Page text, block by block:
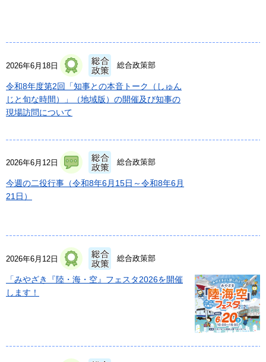
2026年6月18日 総合政策部
令和8年度第2回「知事との本音トーク（しゅん
じと旬な時間）」（地域版）の開催及び知事の
現場訪問について
2026年6月12日 総合政策部
今週の二役行事（令和8年6月15日～令和8年6月
21日）
2026年6月12日 総合政策部
「みやざき『陸・海・空』フェスタ2026を開催
します！